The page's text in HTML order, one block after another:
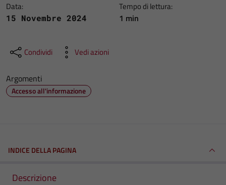
Data:
15 Novembre 2024
Tempo di lettura:
1 min
Condividi Vedi azioni
Argomenti
Accesso all'informazione
INDICE DELLA PAGINA
Descrizione